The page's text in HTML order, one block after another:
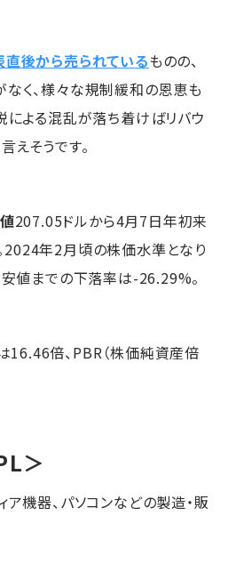
後から売られているものの、
く、様々な規制緩和の恩恵も
による混乱が落ち着けばリバウ
えそうです。
207.05ドルから4月7日年初来
2024年2月頃の株価水準となり
値までの下落率は-26.29%。
16.46倍、PBR（株価純資産倍
＞
ア機器、パソコンなどの製造・販